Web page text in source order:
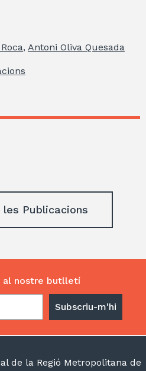
, Antoni Oliva Quesada
Publicacions
al nostre butlletí
de la Regió Metropolitana de